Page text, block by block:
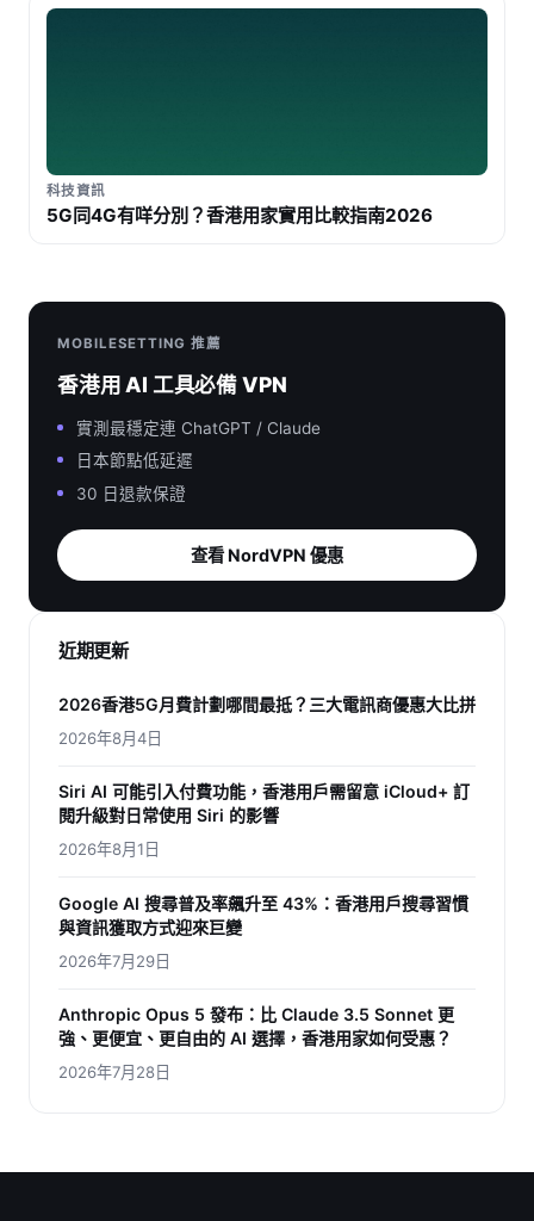
科技資訊
5G同4G有咩分別？香港用家實用比較指南2026
MOBILESETTING 推薦
香港用 AI 工具必備 VPN
實測最穩定連 ChatGPT / Claude
日本節點低延遲
30 日退款保證
查看 NordVPN 優惠
近期更新
2026香港5G月費計劃哪間最抵？三大電訊商優惠大比拼
2026年8月4日
Siri AI 可能引入付費功能，香港用戶需留意 iCloud+ 訂
閱升級對日常使用 Siri 的影響
2026年8月1日
Google AI 搜尋普及率飆升至 43%：香港用戶搜尋習慣
與資訊獲取方式迎來巨變
2026年7月29日
Anthropic Opus 5 發布：比 Claude 3.5 Sonnet 更
強、更便宜、更自由的 AI 選擇，香港用家如何受惠？
2026年7月28日